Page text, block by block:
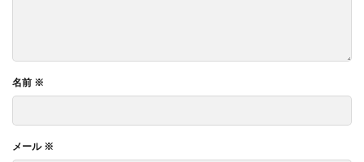
名前 ※
メール ※